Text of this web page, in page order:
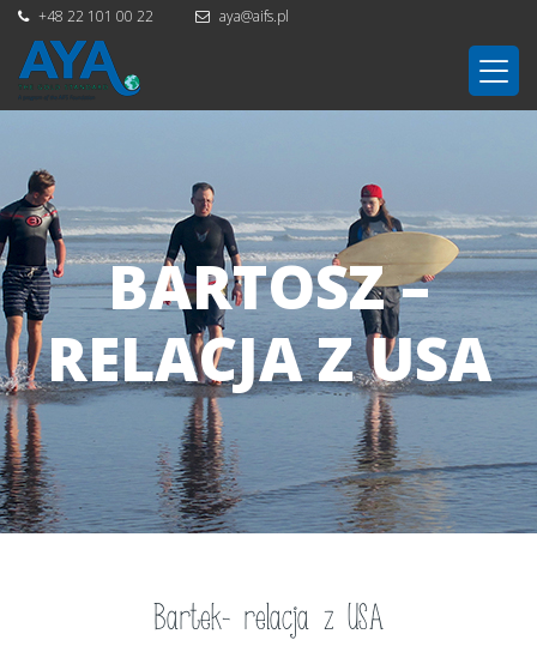
+48 22 101 00 22 aya@aifs.pl
BARTOSZ –
RELACJA Z USA
Bartek- relacja z USA